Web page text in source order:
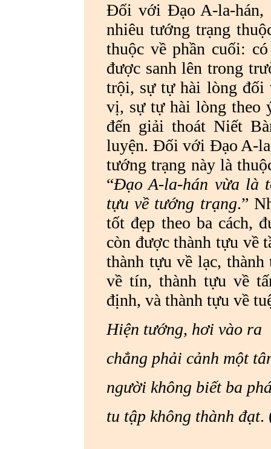
Đối với Đạo A-la-hán,
nhiêu tướng trạng
thuộc về phần cuối:
được sanh lên trong
trội, sự tự hài lòng đối
vị, sự tự hài lòng theo
đến giải thoát Niết
luyện. Đối với Đạo A-
tướng trạng này là
“Đạo A-la-hán vừa là
tựu về tướng trạng.”
tốt đẹp theo ba cách,
còn được thành tựu về
thành tựu về lạc,
về tín, thành tựu về
định, và thành tựu về
Hiện tướng, hơi vào ra
chẳng phải cảnh một
người không biết ba
tu tập không thành đạt.